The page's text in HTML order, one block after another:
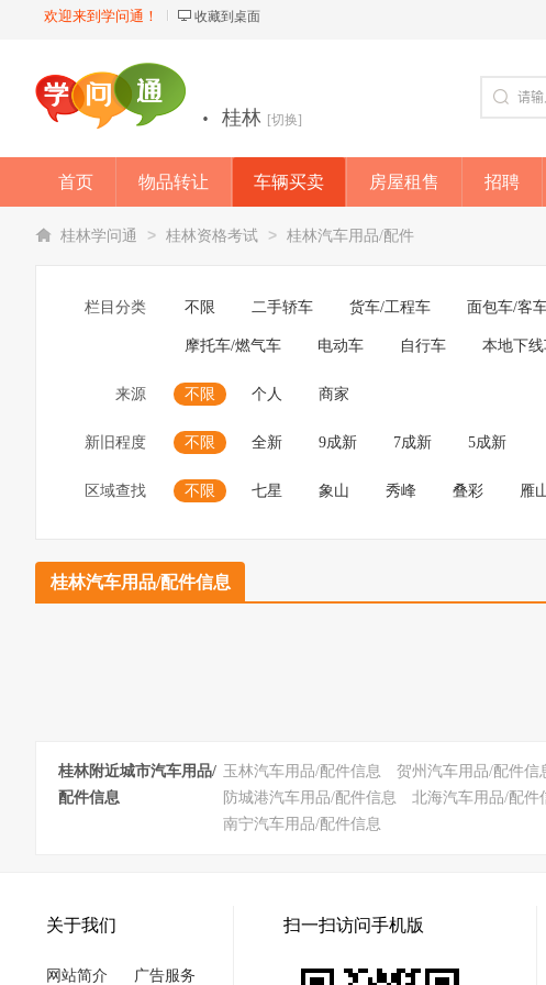
欢迎来到学问通！ 收藏到桌面
· 桂林 [切换]
首页 物品转让 车辆买卖 房屋租售 招聘
店铺
桂林学问通 > 桂林资格考试 > 桂林汽车用品/配件
栏目分类 不限 二手轿车 货车/工程车 面包车/客
摩托车/燃气车 电动车 自行车 本地下
来源 不限 个人 商家
新旧程度 不限 全新 9成新 7成新 5成新
区域查找 不限 七星 象山 秀峰 叠彩 雁
桂林汽车用品/配件信息
桂林附近城市汽车用品/
配件信息
玉林汽车用品/配件信息 贺州汽车用品/配件信
防城港汽车用品/配件信息
北海汽车用品/配件
南宁汽车用品/配件信息
关于我们
网站简介 广告服务
扫一扫访问手机版